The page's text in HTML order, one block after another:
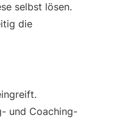
selbst lösen.
die
und Coaching-